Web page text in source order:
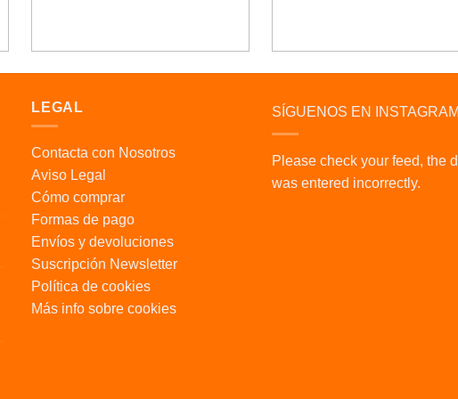
LEGAL
Contacta con Nosotros
Aviso Legal
Cómo comprar
Formas de pago
Envíos y devoluciones
Suscripción Newsletter
Política de cookies
Más info sobre cookies
SÍGUENOS EN INSTAGRAM
Please check your feed, the
was entered incorrectly.